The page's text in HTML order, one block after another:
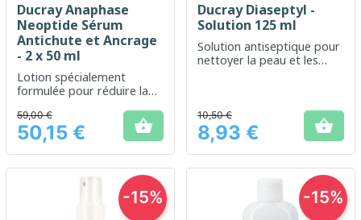
Ducray Anaphase
Neoptide Sérum
Antichute et Ancrage
- 2 x 50 ml
Lotion spécialement
formulée pour réduire la
l'homme
Prix
59,00 €
50,15 € 
Ducray Diaseptyl -
Solution 125 ml
Solution antiseptique pour
nettoyer la peau et les
Prix
10,50 €
8,93 € 
-15% -15%